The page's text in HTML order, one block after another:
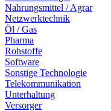
Nahrungsmittel / Agrar
Netzwerktechnik
Öl / Gas
Pharma
Rohstoffe
Software
Sonstige Technologie
Telekommunikation
Unterhaltung
Versorger